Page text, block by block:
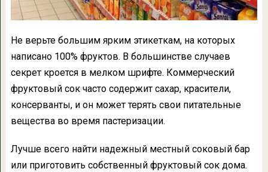
Не верьте большим ярким этикеткам, на которых
написано 100% фруктов. В большинстве случаев
секрет кроется в мелком шрифте. Коммерческий
фруктовый сок часто содержит сахар, красители,
консерванты, и он может терять свои питательные
вещества во время пастеризации.
Лучше всего найти надежный местный соковый бар
или приготовить собственный фруктовый сок дома.